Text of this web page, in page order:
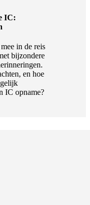
IC:
in de reis
bijzondere
en hoe
IC opname?